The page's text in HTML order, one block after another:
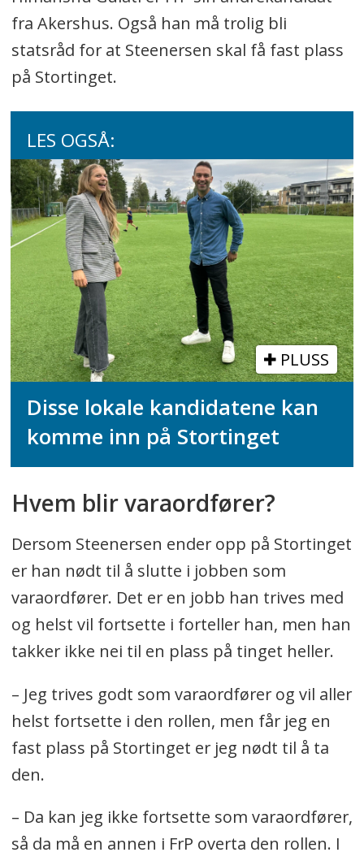
fra Akershus. Også han må trolig bli
statsråd for at Steenersen skal få fast plass
på Stortinget.
LES OGSÅ:
PLUSS
Disse lokale kandidatene kan
komme inn på Stortinget
Hvem blir varaordfører?
Dersom Steenersen ender opp på Stortinget
er han nødt til å slutte i jobben som
varaordfører. Det er en jobb han trives med
og helst vil fortsette i forteller han, men han
takker ikke nei til en plass på tinget heller.
– Jeg trives godt som varaordfører og vil aller
helst fortsette i den rollen, men får jeg en
fast plass på Stortinget er jeg nødt til å ta
den.
– Da kan jeg ikke fortsette som varaordfører,
så da må en annen i FrP overta den rollen. I